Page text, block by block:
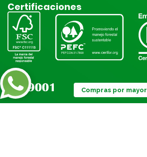
Certificaciones
Compras por mayor